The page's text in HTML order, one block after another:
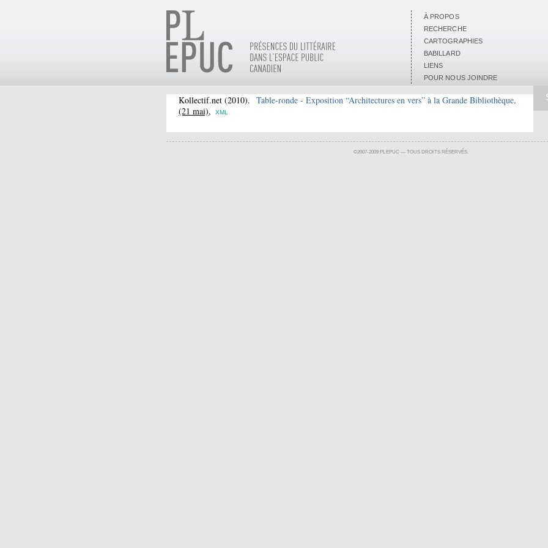
À PROPOS
RECHERCHE
CARTOGRAPHIES
BABILLARD
LIENS
POUR NOUS JOINDRE
Kollectif.net (2010). Table-ronde - Exposition “Architectures en vers” à la Grande Bibliothèque.
(21 mai),
XML
©2007-2009 PLEPUC — TOUS DROITS RÉSERVÉS.